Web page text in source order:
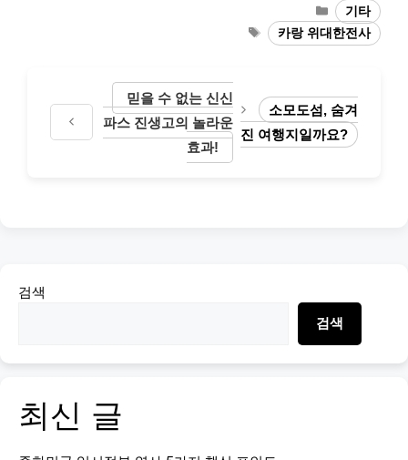
Categories
기타
Tags카랑 위대한전사
믿을 수 없는 신신
파스 진생고의 놀라운
효과!
소모도섬, 숨겨
진 여행지일까요?
검색
검색
최신 글